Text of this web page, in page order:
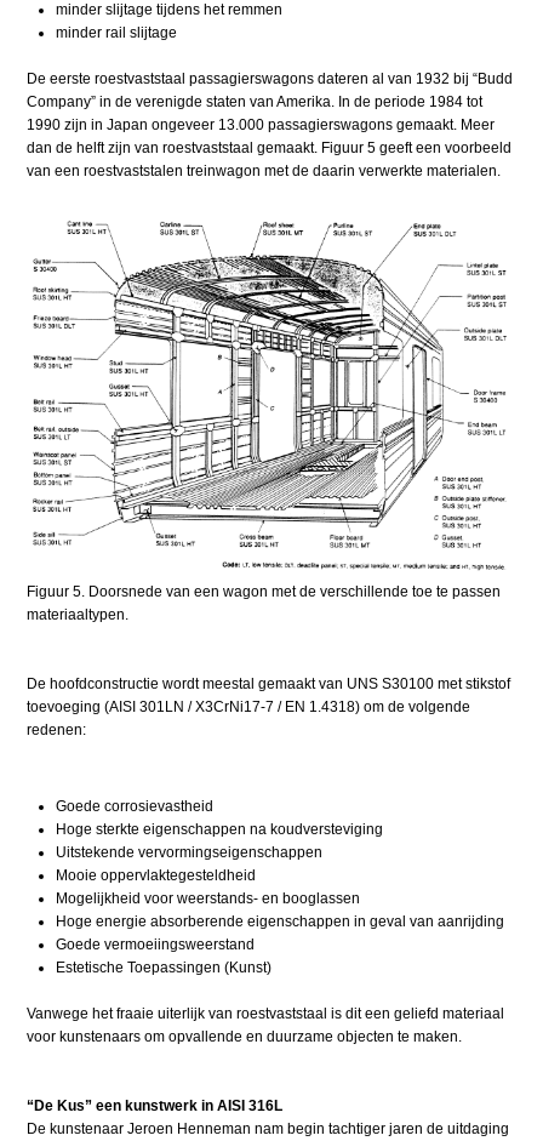
minder slijtage tijdens het remmen
minder rail slijtage
De eerste roestvaststaal passagierswagons dateren al van 1932 bij “Budd
Company” in de verenigde staten van Amerika. In de periode 1984 tot
1990 zijn in Japan ongeveer 13.000 passagierswagons gemaakt. Meer
dan de helft zijn van roestvaststaal gemaakt. Figuur 5 geeft een voorbeeld
van een roestvaststalen treinwagon met de daarin verwerkte materialen.
Figuur 5. Doorsnede van een wagon met de verschillende toe te passen
materiaaltypen.
De hoofdconstructie wordt meestal gemaakt van UNS S30100 met stikstof
toevoeging (AISI 301LN / X3CrNi17-7 / EN 1.4318) om de volgende
redenen:
Goede corrosievastheid
Hoge sterkte eigenschappen na koudversteviging
Uitstekende vervormingseigenschappen
Mooie oppervlaktegesteldheid
Mogelijkheid voor weerstands- en booglassen
Hoge energie absorberende eigenschappen in geval van aanrijding
Goede vermoeiingsweerstand
Estetische Toepassingen (Kunst)
Vanwege het fraaie uiterlijk van roestvaststaal is dit een geliefd materiaal
voor kunstenaars om opvallende en duurzame objecten te maken.
“De Kus” een kunstwerk in AISI 316L
De kunstenaar Jeroen Henneman nam begin tachtiger jaren de uitdaging